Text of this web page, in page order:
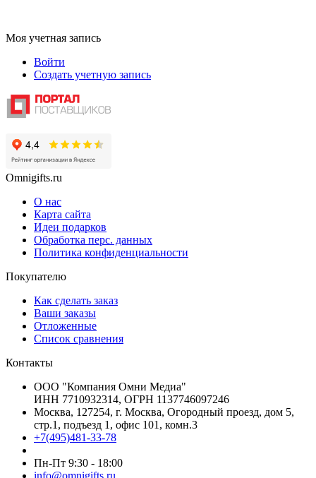
Моя учетная запись
Войти
Создать учетную запись
Omnigifts.ru
О нас
Карта сайта
Идеи подарков
Обработка перс. данных
Политика конфиденциальности
Покупателю
Как сделать заказ
Ваши заказы
Отложенные
Список сравнения
Контакты
ООО "Компания Омни Медиа"
ИНН 7710932314, ОГРН 1137746097246
Москва, 127254, г. Москва, Огородный проезд, дом 5,
стр.1, подъезд 1, офис 101, комн.3
+7(495)481-33-78
Пн-Пт 9:30 - 18:00
info@omnigifts.ru